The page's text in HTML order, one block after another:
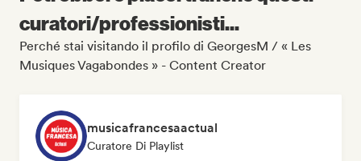
curatori/professionisti...
Perché stai visitando il profilo di GeorgesM / « Les
Musiques Vagabondes » - Content Creator
musicafrancesaactual
Curatore Di Playlist